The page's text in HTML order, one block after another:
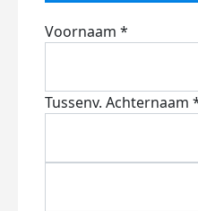
Voornaam *
Tussenv. Achternaam